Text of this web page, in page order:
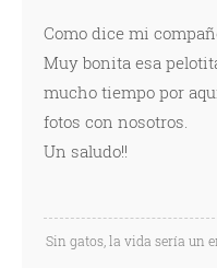
Como dice mi
Muy bonita esa
mucho tiempo por
fotos con nosotros.
Un saludo!!
Sin gatos, la vida sería un